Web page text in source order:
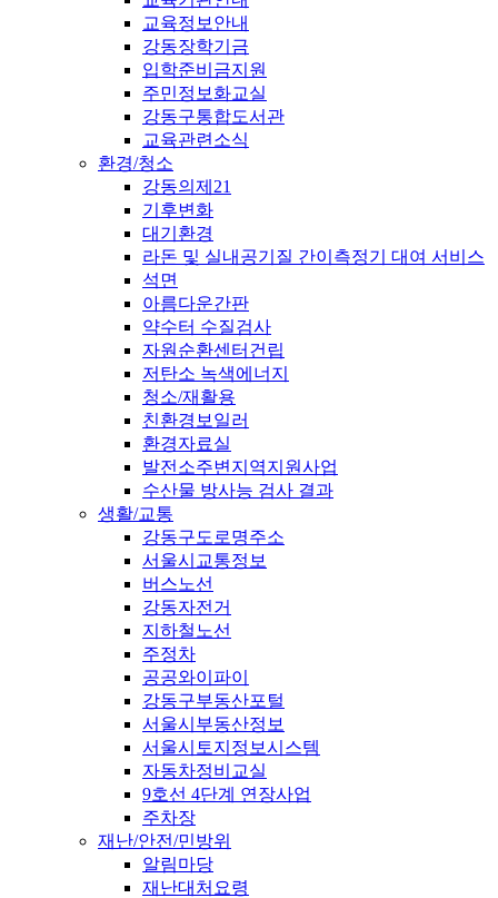
교육정보안내
강동장학기금
입학준비금지원
주민정보화교실
강동구통합도서관
교육관련소식
환경/청소
강동의제21
기후변화
대기환경
라돈 및 실내공기질 간이측정기 대여 서비스
석면
아름다운간판
약수터 수질검사
자원순환센터건립
저탄소 녹색에너지
청소/재활용
친환경보일러
환경자료실
발전소주변지역지원사업
수산물 방사능 검사 결과
생활/교통
강동구도로명주소
서울시교통정보
버스노선
강동자전거
지하철노선
주정차
공공와이파이
강동구부동산포털
서울시부동산정보
서울시토지정보시스템
자동차정비교실
9호선 4단계 연장사업
주차장
재난/안전/민방위
알림마당
재난대처요령